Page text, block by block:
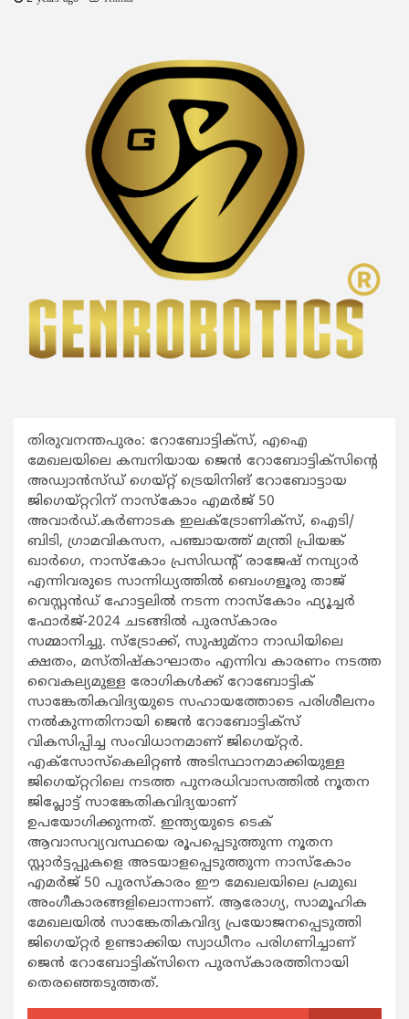
തിരുവനന്തപുരം: റോബോട്ടിക്സ്, എഐ
മേഖലയിലെ കമ്പനിയായ ജെന്‍ റോബോട്ടിക്സിന്‍റെ
അഡ്വാന്‍സ്ഡ് ഗെയ്റ്റ് ട്രെയിനിങ് റോബോട്ടായ
ജിഗെയ്റ്ററിന് നാസ്കോം എമര്‍ജ് 50
അവാര്‍ഡ്.കര്‍ണാടക ഇലക്ട്രോണിക്സ്, ഐടി/
ബിടി, ഗ്രാമവികസന, പഞ്ചായത്ത് മന്ത്രി പ്രിയങ്ക്
ഖാര്‍ഗെ, നാസ്കോം പ്രസിഡന്‍റ് രാജേഷ് നമ്പ്യാര്‍
എന്നിവരുടെ സാന്നിധ്യത്തില്‍ ബെംഗളൂരു താജ്
വെസ്റ്റന്‍ഡ് ഹോട്ടലില്‍ നടന്ന നാസ്കോം ഫ്യൂച്ചര്‍
ഫോര്‍ജ്-2024 ചടങ്ങില്‍ പുരസ്കാരം
സമ്മാനിച്ചു. സ്ട്രോക്ക്, സുഷുമ്നാ നാഡിയിലെ
ക്ഷതം, മസ്തിഷ്കാഘാതം എന്നിവ കാരണം നടത്ത
വൈകല്യമുള്ള രോഗികള്‍ക്ക് റോബോട്ടിക്
സാങ്കേതികവിദ്യയുടെ സഹായത്തോടെ പരിശീലനം
നല്‍കുന്നതിനായി ജെന്‍ റോബോട്ടിക്സ്
വികസിപ്പിച്ച സംവിധാനമാണ് ജിഗെയ്റ്റര്‍.
എക്സോസ്കെലിറ്റണ്‍ അടിസ്ഥാനമാക്കിയുള്ള
ജിഗെയ്റ്ററിലെ നടത്ത പുനരധിവാസത്തില്‍ നൂതന
ജിപ്ലോട്ട് സാങ്കേതികവിദ്യയാണ്
ഉപയോഗിക്കുന്നത്. ഇന്ത്യയുടെ ടെക്
ആവാസവ്യവസ്ഥയെ രൂപപ്പെടുത്തുന്ന നൂതന
സ്റ്റാര്‍ട്ടപ്പുകളെ അടയാളപ്പെടുത്തുന്ന നാസ്കോം
എമര്‍ജ് 50 പുരസ്കാരം ഈ മേഖലയിലെ പ്രമുഖ
അംഗീകാരങ്ങളിലൊന്നാണ്. ആരോഗ്യ, സാമൂഹിക
മേഖലയില്‍ സാങ്കേതികവിദ്യ പ്രയോജനപ്പെടുത്തി
ജിഗെയ്റ്റര്‍ ഉണ്ടാക്കിയ സ്വാധീനം പരിഗണിച്ചാണ്
ജെന്‍ റോബോട്ടിക്സിനെ പുരസ്കാരത്തിനായി
തെരഞ്ഞെടുത്തത്.